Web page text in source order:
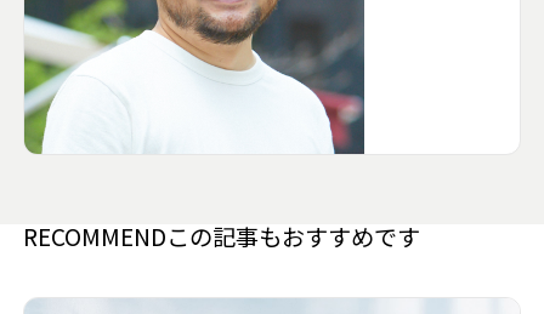
RECOMMENDこの記事もおすすめです